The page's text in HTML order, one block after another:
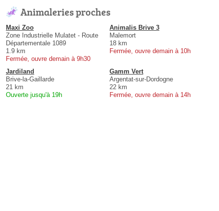
Animaleries proches
Maxi Zoo
Zone Industrielle Mulatet - Route
Départementale 1089
1.9 km
Fermée, ouvre demain à 9h30
Animalis Brive 3
Malemort
18 km
Fermée, ouvre demain à 10h
Jardiland
Brive-la-Gaillarde
21 km
Ouverte jusqu'à 19h
Gamm Vert
Argentat-sur-Dordogne
22 km
Fermée, ouvre demain à 14h